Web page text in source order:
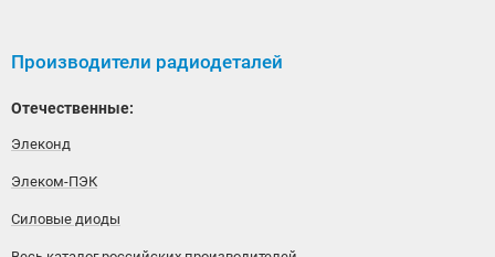
Производители радиодеталей
Отечественные:
Элеконд
Элеком-ПЭК
Силовые диоды